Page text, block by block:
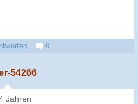
0
54266
Jahren